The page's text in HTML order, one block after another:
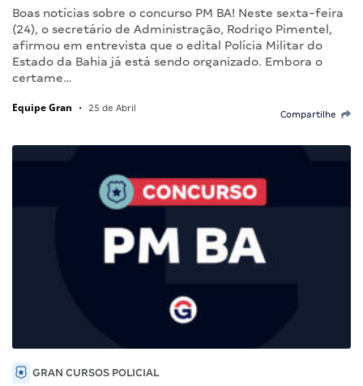
Boas notícias sobre o concurso PM BA! Neste sexta-feira
(24), o secretário de Administração, Rodrigo Pimentel,
afirmou em entrevista que o edital Polícia Militar do
Estado da Bahia já está sendo organizado. Embora o
certame…
Equipe Gran • 25 de Abril
Compartilhe
GRAN CURSOS POLICIAL